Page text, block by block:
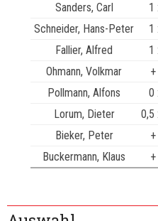
Sanders, Carl
1
Schneider, Hans-Peter
1
Fallier, Alfred
1
Ohmann, Volkmar
Pollmann, Alfons
0
Lorum, Dieter
0,5
Bieker, Peter
Buckermann, Klaus